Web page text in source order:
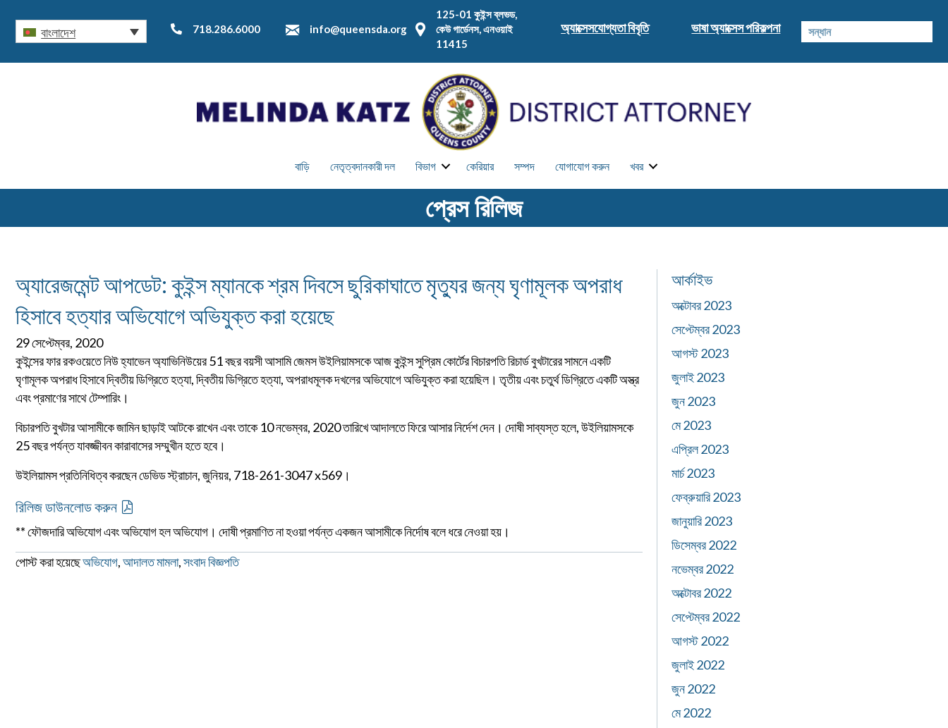
বাংলাদেশ 718.286.6000 info@queensda.org
125-01 কুইন্স ব্লভড,
কেউ গার্ডেনস, এনওয়াই
11415
অ্যাক্সেসযোগ্যতা বিবৃতি ভাষা অ্যাক্সেস পরিকল্পনা
বাড়ি নেতৃত্বদানকারী দল বিভাগ কেরিয়ার সম্পদ যোগাযোগ করুন খবর
প্রেস রিলিজ
অ্যারেজমেন্ট আপডেট: কুইন্স ম্যানকে শ্রম দিবসে ছুরিকাঘাতে মৃত্যুর জন্য ঘৃণামূলক অপরাধ
হিসাবে হত্যার অভিযোগে অভিযুক্ত করা হয়েছে
29 সেপ্টেম্বর, 2020
কুইন্সের ফার রকওয়েতে নিউ হ্যাভেন অ্যাভিনিউয়ের 51 বছর বয়সী আসামি জেমস উইলিয়ামসকে আজ কুইন্স সুপ্রিম কোর্টের বিচারপতি রিচার্ড বুখটারের সামনে একটি
ঘৃণামূলক অপরাধ হিসাবে দ্বিতীয় ডিগ্রিতে হত্যা, দ্বিতীয় ডিগ্রিতে হত্যা, অপরাধমূলক দখলের অভিযোগে অভিযুক্ত করা হয়েছিল। তৃতীয় এবং চতুর্থ ডিগ্রিতে একটি অস্ত্র
এবং প্রমাণের সাথে টেম্পারিং।
বিচারপতি বুখটার আসামীকে জামিন ছাড়াই আটকে রাখেন এবং তাকে 10 নভেম্বর, 2020 তারিখে আদালতে ফিরে আসার নির্দেশ দেন। দোষী সাব্যস্ত হলে, উইলিয়ামসকে
25 বছর পর্যন্ত যাবজ্জীবন কারাবাসের সম্মুখীন হতে হবে।
উইলিয়ামস প্রতিনিধিত্ব করছেন ডেভিড স্ট্রাচান, জুনিয়র, 718-261-3047 x569।
রিলিজ ডাউনলোড করুন
** ফৌজদারি অভিযোগ এবং অভিযোগ হল অভিযোগ। দোষী প্রমাণিত না হওয়া পর্যন্ত একজন আসামীকে নির্দোষ বলে ধরে নেওয়া হয়।
পোস্ট করা হয়েছেঅভিযোগ,আদালত মামলা,সংবাদ বিজ্ঞপতি
আর্কাইভ
অক্টোবর 2023
সেপ্টেম্বর 2023
আগস্ট 2023
জুলাই 2023
জুন 2023
মে 2023
এপ্রিল 2023
মার্চ 2023
ফেব্রুয়ারি 2023
জানুয়ারি 2023
ডিসেম্বর 2022
নভেম্বর 2022
অক্টোবর 2022
সেপ্টেম্বর 2022
আগস্ট 2022
জুলাই 2022
জুন 2022
মে 2022